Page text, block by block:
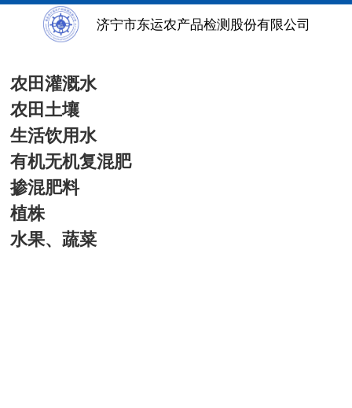
济宁市东运农产品检测股份有限公司
非食品类
农田灌溉水
农田土壤
生活饮用水
有机无机复混肥
掺混肥料
植株
水果、蔬菜